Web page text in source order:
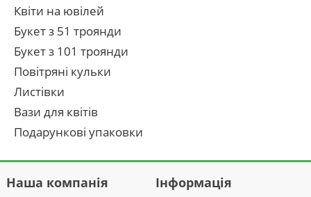
Квіти на ювілей
Букет з 51 троянди
Букет з 101 троянди
Повітряні кульки
Листівки
Вази для квітів
Подарункові упаковки
Наша компанія Інформація